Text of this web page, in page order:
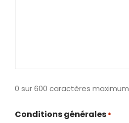
0 sur 600 caractères maximum
Conditions générales *